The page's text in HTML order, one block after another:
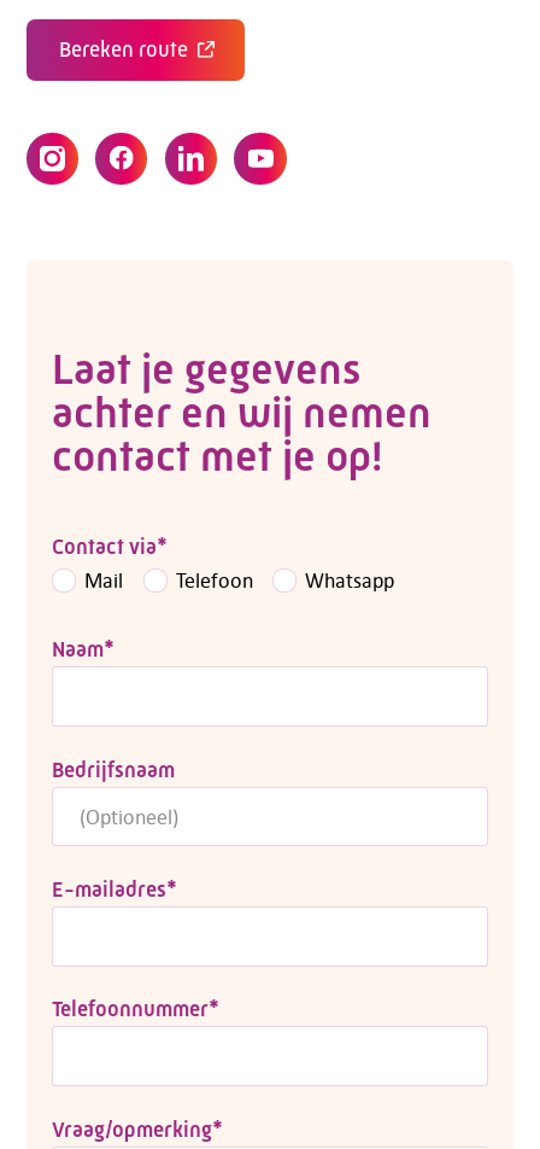
Bereken route
Laat je gegevens
achter en wij nemen
contact met je op!
Contact via*
Mail Telefoon Whatsapp
Naam*
Bedrijfsnaam
E-mailadres*
Telefoonnummer*
Vraag/opmerking*